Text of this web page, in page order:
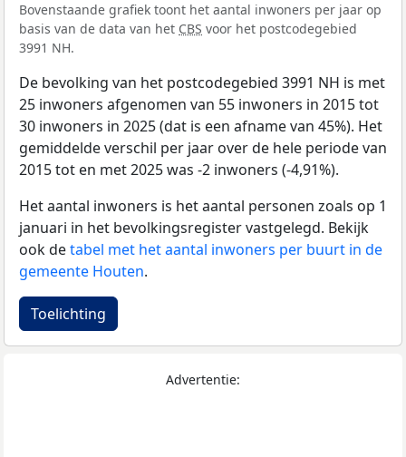
Bovenstaande grafiek toont het aantal inwoners per jaar op
basis van de data van het CBS voor het postcodegebied
3991 NH.
De bevolking van het postcodegebied 3991 NH is met
25 inwoners afgenomen van 55 inwoners in 2015 tot
30 inwoners in 2025 (dat is een afname van 45%). Het
gemiddelde verschil per jaar over de hele periode van
2015 tot en met 2025 was -2 inwoners (-4,91%).
Het aantal inwoners is het aantal personen zoals op 1
januari in het bevolkingsregister vastgelegd. Bekijk
ook detabel met het aantal inwoners per buurt in de
gemeente Houten.
Toelichting
Advertentie: